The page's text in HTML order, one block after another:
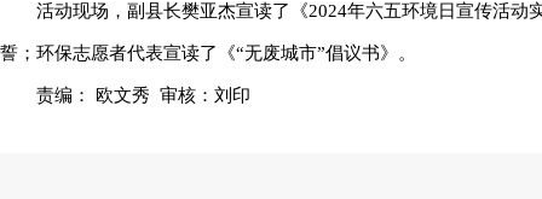
活动现场，副县长樊亚杰宣读了《2024年六五环境日宣传活
誓；环保志愿者代表宣读了《“无废城市”倡议书》。
责编： 欧文秀 审核：刘印